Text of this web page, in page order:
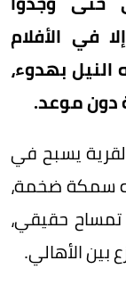
في الأفلام
بهدوء،
دون موعد.
يسبح في
سمكة ضخمة،
حقيقي،
بين الأهالي.